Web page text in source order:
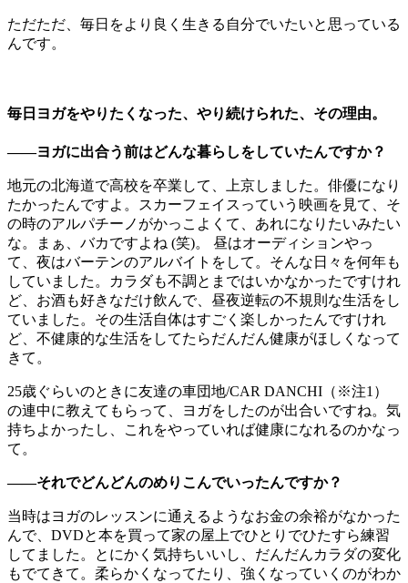
ただただ、毎日をより良く生きる自分でいたいと思っている
んです。
毎日ヨガをやりたくなった、やり続けられた、その理由。
――ヨガに出合う前はどんな暮らしをしていたんですか？
地元の北海道で高校を卒業して、上京しました。俳優になり
たかったんですよ。スカーフェイスっていう映画を見て、そ
の時のアルパチーノがかっこよくて、あれになりたいみたい
な。まぁ、バカですよね (笑)。 昼はオーディションやっ
て、夜はバーテンのアルバイトをして。そんな日々を何年も
していました。カラダも不調とまではいかなかったですけれ
ど、お酒も好きなだけ飲んで、昼夜逆転の不規則な生活をし
ていました。その生活自体はすごく楽しかったんですけれ
ど、不健康的な生活をしてたらだんだん健康がほしくなって
きて。
25歳ぐらいのときに友達の車団地/CAR DANCHI（※注1）
の連中に教えてもらって、ヨガをしたのが出合いですね。気
持ちよかったし、これをやっていれば健康になれるのかなっ
て。
――それでどんどんのめりこんでいったんですか？
当時はヨガのレッスンに通えるようなお金の余裕がなかった
んで、DVDと本を買って家の屋上でひとりでひたすら練習
してました。とにかく気持ちいいし、だんだんカラダの変化
もでてきて。柔らかくなってたり、強くなっていくのがわか